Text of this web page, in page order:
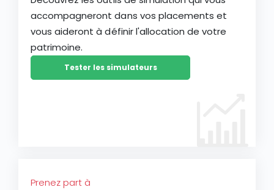
accompagneront dans vos placements et
vous aideront à définir l'allocation de votre
patrimoine.
Tester les simulateurs
Prenez part à